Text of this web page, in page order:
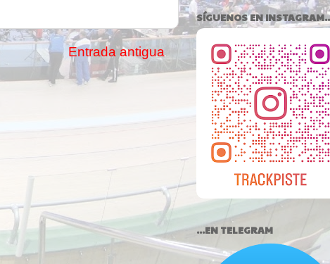
Entrada antigua
SÍGUENOS EN
...EN TELEGRAM